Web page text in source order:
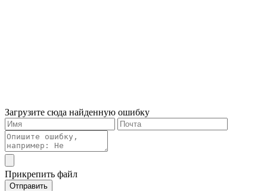
Загрузите сюда найденную ошибку
Прикрепить файл
Отправить